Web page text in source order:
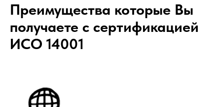
Преимущества которые Вы
получаете с сертификацией
ИСО 14001